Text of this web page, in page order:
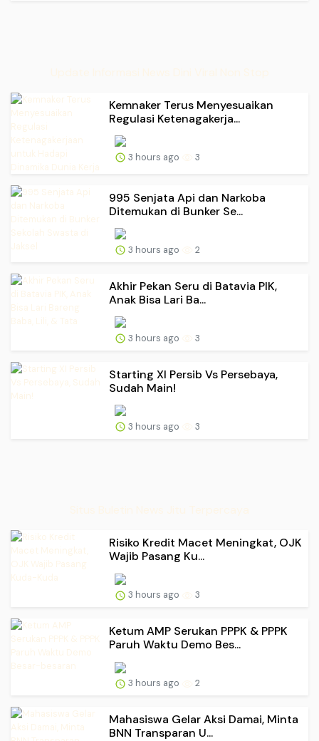
Kemnaker Terus Menyesuaikan
Regulasi Ketenagakerja...
3 hours ago 3
995 Senjata Api dan Narkoba
Ditemukan di Bunker Se...
3 hours ago 2
Akhir Pekan Seru di Batavia PIK,
Anak Bisa Lari Ba...
3 hours ago 3
Starting XI Persib Vs Persebaya,
Sudah Main!
3 hours ago 3
Risiko Kredit Macet Meningkat, OJK
Wajib Pasang Ku...
3 hours ago 3
Ketum AMP Serukan PPPK & PPPK
Paruh Waktu Demo Bes...
3 hours ago 2
Mahasiswa Gelar Aksi Damai, Minta
BNN Transparan U...